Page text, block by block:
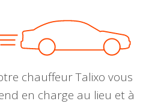
chauffeur Talixo vous
en charge au lieu et à